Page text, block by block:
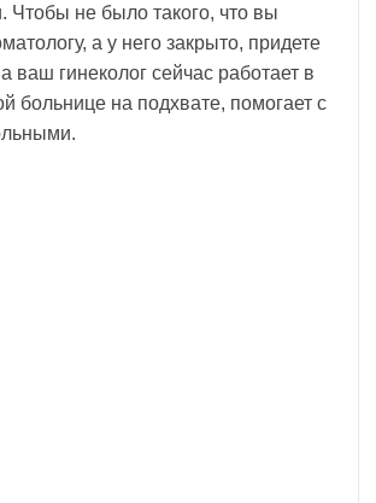
Чтобы не было такого, что вы
а у него закрыто, придете
а ваш гинеколог сейчас работает в
больнице на подхвате, помогает с